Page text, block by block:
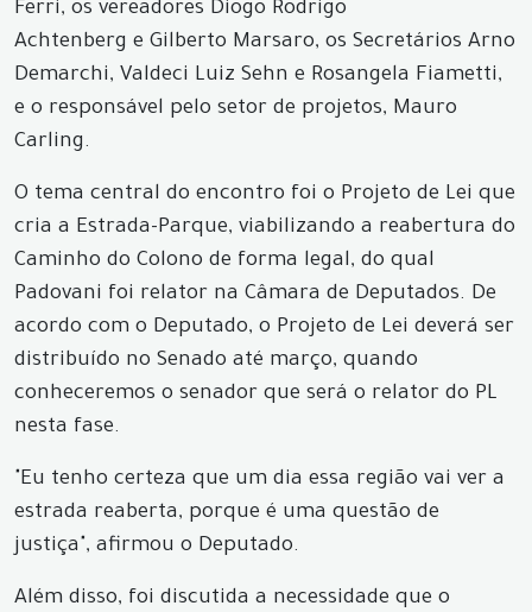
Ferri, os vereadores Diogo Rodrigo
Achtenberg e Gilberto Marsaro, os Secretários Arno
Demarchi, Valdeci Luiz Sehn e Rosangela Fiametti,
e o responsável pelo setor de projetos, Mauro
Carling.
O tema central do encontro foi o Projeto de Lei que
cria a Estrada-Parque, viabilizando a reabertura do
Caminho do Colono de forma legal, do qual
Padovani foi relator na Câmara de Deputados. De
acordo com o Deputado, o Projeto de Lei deverá ser
distribuído no Senado até março, quando
conheceremos o senador que será o relator do PL
nesta fase.
"Eu tenho certeza que um dia essa região vai ver a
estrada reaberta, porque é uma questão de
justiça", afirmou o Deputado.
Além disso, foi discutida a necessidade que o